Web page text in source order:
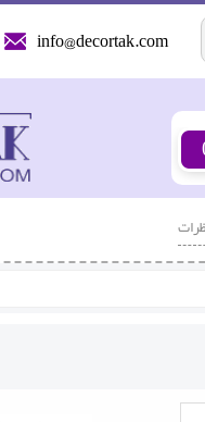
info@decortak.com